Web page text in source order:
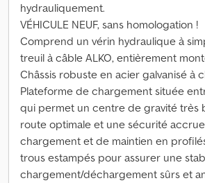
hydrauliquement.
VÉHICULE NEUF, sans homologation !
Comprend un vérin hydraulique à
treuil à câble ALKO, entièrement
Châssis robuste en acier galvanisé à
Plateforme de chargement située
qui permet un centre de gravité très
route optimale et une sécurité
chargement et de maintien en
trous estampés pour assurer une
chargement/déchargement sûrs et